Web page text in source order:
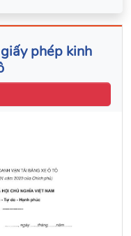
phép kinh